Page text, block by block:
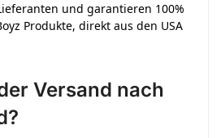
und garantieren 100%
Produkte, direkt aus den USA
Versand nach